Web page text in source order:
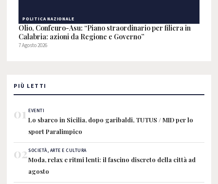
POLITICA NAZIONALE
Olio, Confeuro-Asu: “Piano straordinario per filiera in
Calabria: azioni da Regione e Governo”
7 Agosto 2026
PIÙ LETTI
01 EVENTI
Lo sbarco in Sicilia, dopo garibaldi, TUTUS / MID per lo
sport Paralimpico
02SOCIETÀ, ARTE E CULTURA
Moda, relax e ritmi lenti: il fascino discreto della città ad
agosto